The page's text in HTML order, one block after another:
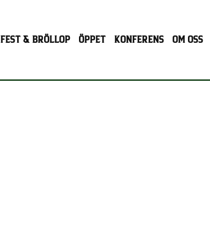
FEST & BRÖLLOP ÖPPET KONFERENS OM OSS